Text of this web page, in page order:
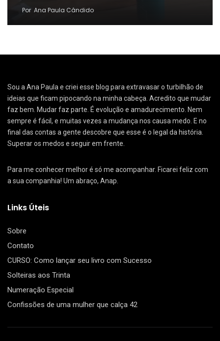
Por Ana Paula Cândido
Sou a Ana Paula e criei esse blog para extravasar o turbilhão de
ideias que ficam pipocando na minha cabeça. Acredito que mudar
faz bem. Mudar faz parte. É evolução e amadurecimento. Nem
sempre é fácil, e muitas vezes a mudança nos causa medo. E no
final das contas a gente descobre que esse é o legal da história.
Superar os medos e seguir em frente.
Para me conhecer melhor é só me acompanhar. Ficarei feliz com
a sua companhia! Um abraço, Anap.
Links Úteis
Sobre
Contato
CURSO: Como lançar seu livro com Sucesso
Solteiras aos Trinta
Numeração Especial
Confissões de uma mulher que calça 42